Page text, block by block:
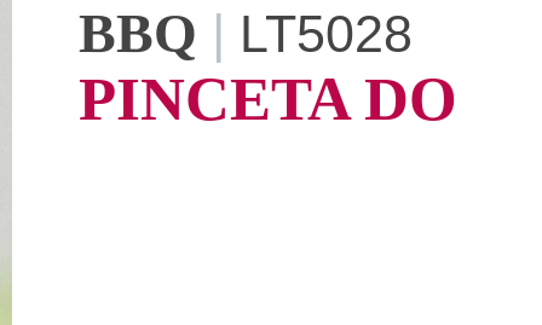
BBQ | LT5028
PINCETA DO